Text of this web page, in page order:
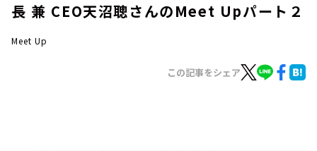
長 兼 CEO天沼聰さんのMeet Upパート２
Meet Up
この記事をシェア